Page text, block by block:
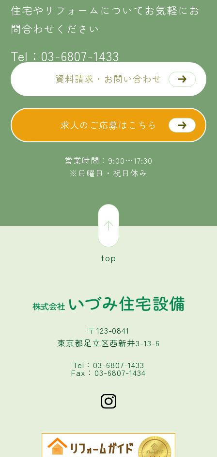
住宅やリフォームについてお気軽にお
問合わせください
Tel： 03-6807-1433
資料請求・お問い合わせ
求人のご応募はこちら
営業時間：9:00〜17:30
※日曜日・祝日休み
top
〒123-0841
東京都足立区西新井3-13-6
Tel：03-6807-1433
Fax：03-6807-1434